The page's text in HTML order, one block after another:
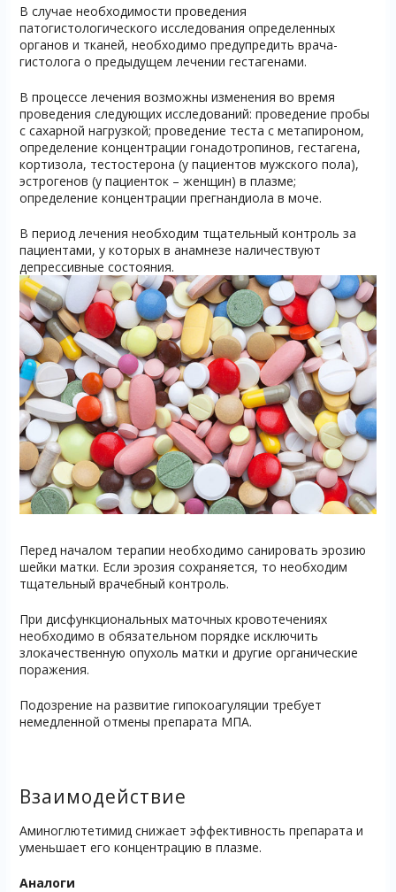
В случае необходимости проведения
патогистологического исследования определенных
органов и тканей, необходимо предупредить врача-
гистолога о предыдущем лечении гестагенами.
В процессе лечения возможны изменения во время
проведения следующих исследований: проведение пробы
с сахарной нагрузкой; проведение теста с метапироном,
определение концентрации гонадотропинов, гестагена,
кортизола, тестостерона (у пациентов мужского пола),
эстрогенов (у пациенток – женщин) в плазме;
определение концентрации прегнандиола в моче.
В период лечения необходим тщательный контроль за
пациентами, у которых в анамнезе наличествуют
депрессивные состояния.
Перед началом терапии необходимо санировать эрозию
шейки матки. Если эрозия сохраняется, то необходим
тщательный врачебный контроль.
При дисфункциональных маточных кровотечениях
необходимо в обязательном порядке исключить
злокачественную опухоль матки и другие органические
поражения.
Подозрение на развитие гипокоагуляции требует
немедленной отмены препарата МПА.
Взаимодействие
Аминоглютетимид снижает эффективность препарата и
уменьшает его концентрацию в плазме.
Аналоги